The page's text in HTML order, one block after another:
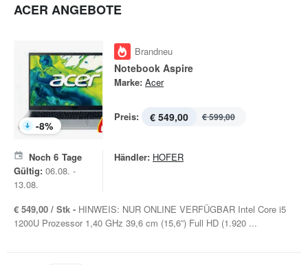
ACER ANGEBOTE
-8%
Brandneu
Notebook Aspire
Marke: Acer
Preis: € 549,00 € 599,00
Noch 6 Tage
Gültig: 06.08. -
13.08.
Händler: HOFER
€ 549,00 / Stk - HINWEIS: NUR ONLINE VERFÜGBAR Intel Core i5
1200U Prozessor 1,40 GHz 39,6 cm (15,6”) Full HD (1.920 ...